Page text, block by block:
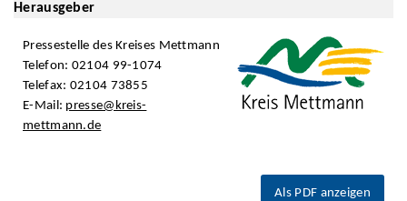
Herausgeber
Pressestelle des Kreises Mettmann
Telefon: 02104 99-1074
Telefax: 02104 73855
E-Mail: presse@kreis-
mettmann.de
Als PDF anzeigen